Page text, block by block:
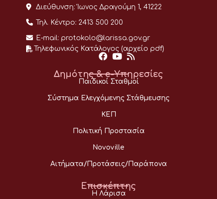
Διεύθυνση: Ίωνος Δραγούμη 1, 41222
Τηλ. Κέντρο: 2413 500 200
E-mail: protokolo@larissa.gov.gr
Τηλεφωνικός Κατάλογος (αρχείο pdf)
Δημότης & e-Υπηρεσίες
Παιδικοί Σταθμοί
Σύστημα Ελεγχόμενης Στάθμευσης
ΚΕΠ
Πολιτική Προστασία
Novoville
Αιτήματα/Προτάσεις/Παράπονα
Επισκέπτης
Η Λάρισα